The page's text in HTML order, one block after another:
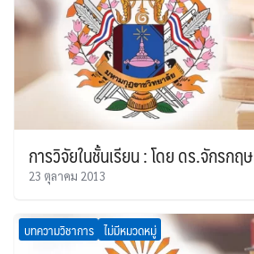
การวิจัยในชั้นเรียน : โดย ดร.จักรก
23 ตุลาคม 2013
บทความวิชาการ ไม่มีหมวดหมู่